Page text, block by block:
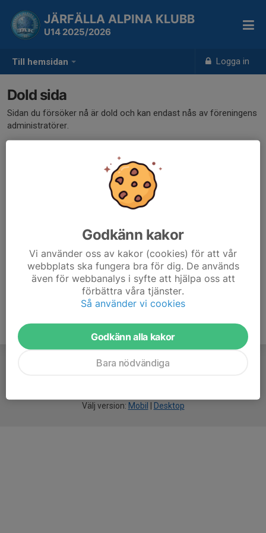
Till hemsidan Logga in
JÄRFÄLLA ALPINA KLUBB
U14 2025/2026
Dold sida
Sidan du försöker nå är dold och kan endast nås av föreningens
administratörer.
Välj version: Mobil Desktop
Godkänn kakor
Vi använder oss av kakor (cookies) för att vår
webbplats ska fungera bra för dig. De används
även för webbanalys i syfte att hjälpa oss att
förbättra våra tjänster.
Så använder vi cookies
Godkänn alla kakor
Bara nödvändiga